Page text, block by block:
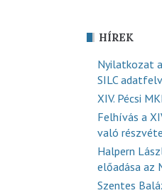
HÍREK
Nyilatkozat
SILC
XIV. Pécsi
Felhívás a
való
Halpern
előadása az
Szentes